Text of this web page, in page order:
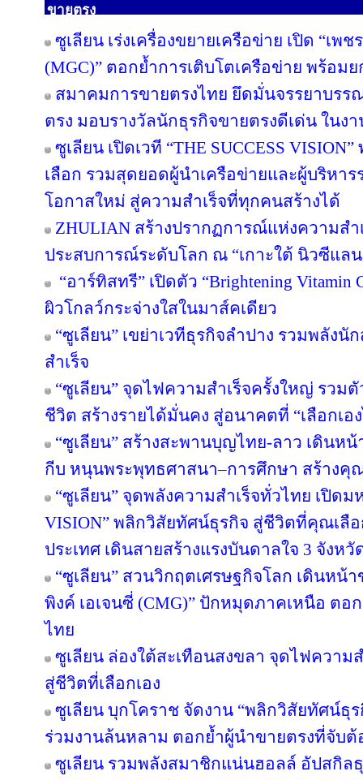
ขายตรง
ซูเลียน เร่งเครื่องขยายเครือข่าย เปิด “เพ
(MGC)” ตอกย้ำการเติบโตเครือข่าย พร้อ
สมาคมการขายตรงไทย ยึดมั่นจรรยาบรร
ตรง มอบรางวัลนักธุรกิจขายตรงดีเด่น ในงา
ซูเลียน เปิดเวที “THE SUCCESS
เลือก รวมสุดยอดผู้นำเครือข่ายและผู้บริหา
โอกาสใหม่ สู่ความสำเร็จที่ทุกคนสร้างได้
ZHULIAN สร้างปรากฏการณ์แห่งความสำ
ประสบการณ์ระดับโลก ณ “เกาะใต้ นิวซีแล
“อาร์ทิสทรี” เปิดตัว “Brightening Vitamin
ผิวโกลว์กระจ่างใสในมาส์คเดียว
“ซูเลียน” เขย่าเวทีธุรกิจลำปาง รวมพลัง
สำเร็จ
“ซูเลียน” จุดไฟความสำเร็จครั้งใหญ่ รว
ชีวิต สร้างรายได้มั่นคง สู่อนาคตที่ “เลือกเอ
“ซูเลียน” สร้างสะพานบุญไทย-ลาว เดินห
กีบ หนุนพระพุทธศาสนา–การศึกษา สร้างคุ
“ซูเลียน” จุดพลังความสำเร็จทั่วไทย เปิดม
VISION” พลิกวิสัยทัศน์ธุรกิจ สู่ชีวิตที่คุณเลื
ประเทศ เดินสายสร้างแรงบันดาลใจ 3 จังห
“ซูเลียน” สวนวิกฤตเศรษฐกิจโลก เดินหน้
พิงค์ เอเจนซี่ (CMG)” ปักหมุดภาคเหนือ ตอ
ไทย
ซูเลียน ล่องใต้สะเทือนสงขลา จุดไฟความ
สู่ชีวิตที่เลือกเอง
ซูเลียน บุกโคราช จัดงาน “พลิกวิสัยทัศน์ธุ
ร่วมงานล้นหลาม ตอกย้ำผู้นำขายตรงที่จับต้
ซูเลียน รวมพลังสมาชิกแน่นฮอลล์ อัปสกิ